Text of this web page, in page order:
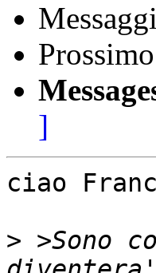
]
ciao
> >Sono